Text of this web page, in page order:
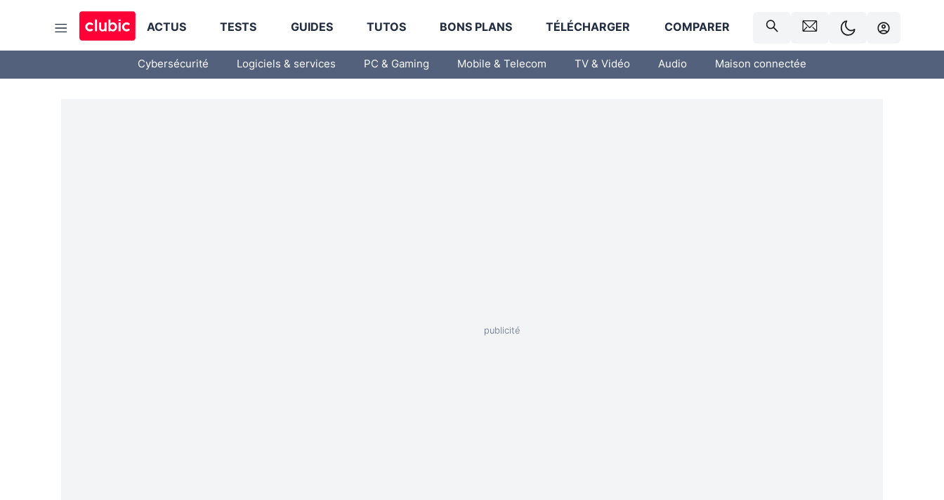
ACTUS TESTS GUIDES TUTOS BONS PLANS TÉLÉCHARGER COMPARER
Cybersécurité Logiciels & services PC & Gaming Mobile & Telecom TV & Vidéo Audio Maison connectée